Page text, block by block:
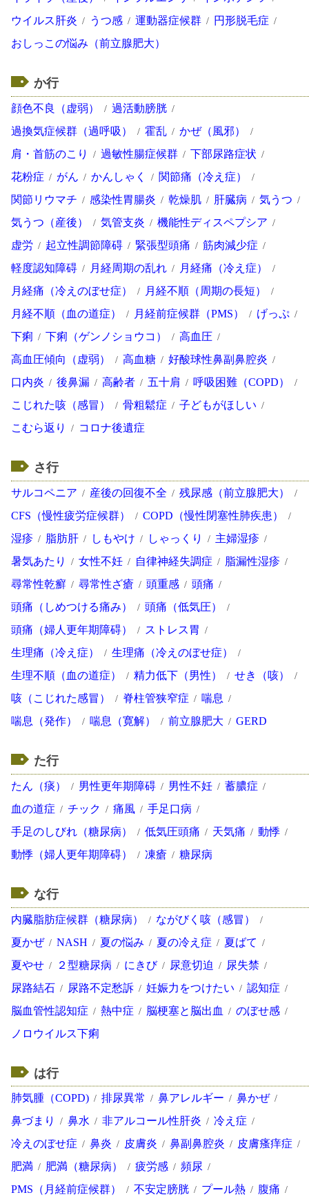
ウイルス肝炎
うつ感 運動器症候群
円形脱毛症
おしっこの悩み（前立腺肥大）
か行
顔色不良（虚弱）
過活動膀胱
過換気症候群（過呼吸）
霍乱
かぜ（風邪）
肩・首筋のこり
過敏性腸症候群
下部尿路症状
花粉症
がん かんしゃく
関節痛（冷え症）
関節リウマチ
感染性胃腸炎 乾燥肌 肝臓病
気うつ
気うつ（産後）
気管支炎
機能性ディスペプシア
虚労
起立性調節障碍 緊張型頭痛
筋肉減少症
軽度認知障碍
月経周期の乱れ
月経痛（冷え症）
月経痛（冷えのぼせ症）
月経不順（周期の長短）
月経不順（血の道症）
月経前症候群（PMS）
げっぷ
下痢
下痢（ゲンノショウコ）
高血圧
高血圧傾向（虚弱）
高血糖
好酸球性鼻副鼻腔炎
口内炎
後鼻漏 高齢者 五十肩
呼吸困難（COPD）
こじれた咳（感冒）
骨粗鬆症
子どもがほしい
こむら返り
コロナ後遺症
さ行
サルコペニア 産後の回復不全
残尿感（前立腺肥大）
CFS（慢性疲労症候群）
COPD（慢性閉塞性肺疾患）
湿疹
脂肪肝 しもやけ しゃっくり
主婦湿疹
暑気あたり
女性不妊 自律神経失調症
脂漏性湿疹
尋常性乾癬
尋常性ざ瘡 頭重感
頭痛
頭痛（しめつける痛み）
頭痛（低気圧）
頭痛（婦人更年期障碍）
ストレス胃
生理痛（冷え症）
生理痛（冷えのぼせ症）
生理不順（血の道症）
精力低下（男性）
せき（咳）
咳（こじれた感冒）
脊柱管狭窄症
喘息
喘息（発作）
喘息（寛解） 前立腺肥大 GERD
た行
たん（痰） 男性更年期障碍 男性不妊
蓄膿症
血の道症
チック 痛風
手足口病
手足のしびれ（糖尿病）
低気圧頭痛 天気痛
動悸
動悸（婦人更年期障碍）
凍瘡 糖尿病
な行
内臓脂肪症候群（糖尿病）
ながびく咳（感冒）
夏かぜ
NASH 夏の悩み 夏の冷え症
夏ばて
夏やせ
２型糖尿病 にきび 尿意切迫
尿失禁
尿路結石
尿路不定愁訴 妊娠力をつけたい
認知症
脳血管性認知症
熱中症 脳梗塞と脳出血
のぼせ感
ノロウイルス下痢
は行
肺気腫（COPD) 排尿異常 鼻アレルギー
鼻かぜ
鼻づまり
鼻水 非アルコール性肝炎
冷え症
冷えのぼせ症
鼻炎 皮膚炎 鼻副鼻腔炎
皮膚瘙痒症
肥満
肥満（糖尿病） 疲労感
頻尿
PMS（月経前症候群）
不安定膀胱 プール熱
腹痛